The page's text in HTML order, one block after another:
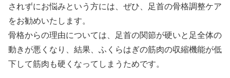
されずにお悩みという方には、ぜひ、足首の骨格調整ケア
をお勧めいたします。
骨格からの理由については、足首の関節が硬いと足全体の
動きが悪くなり、結果、ふくらはぎの筋肉の収縮機能が低
下して筋肉も硬くなってしまうためです。